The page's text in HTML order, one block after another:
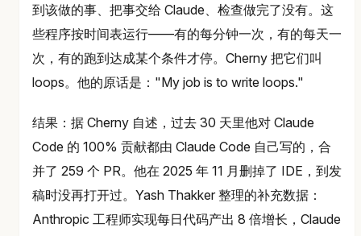
到该做的事、把事交给 Claude、检查做完了没有。这
些程序按时间表运行——有的每分钟一次，有的每天一
次，有的跑到达成某个条件才停。Cherny 把它们叫
loops。他的原话是："My job is to write loops."
结果：据 Cherny 自述，过去 30 天里他对 Claude
Code 的 100% 贡献都由 Claude Code 自己写的，合
并了 259 个 PR。他在 2025 年 11 月删掉了 IDE，到发
稿时没再打开过。Yash Thakker 整理的补充数据：
Anthropic 工程师实现每日代码产出 8 倍增长，Claude